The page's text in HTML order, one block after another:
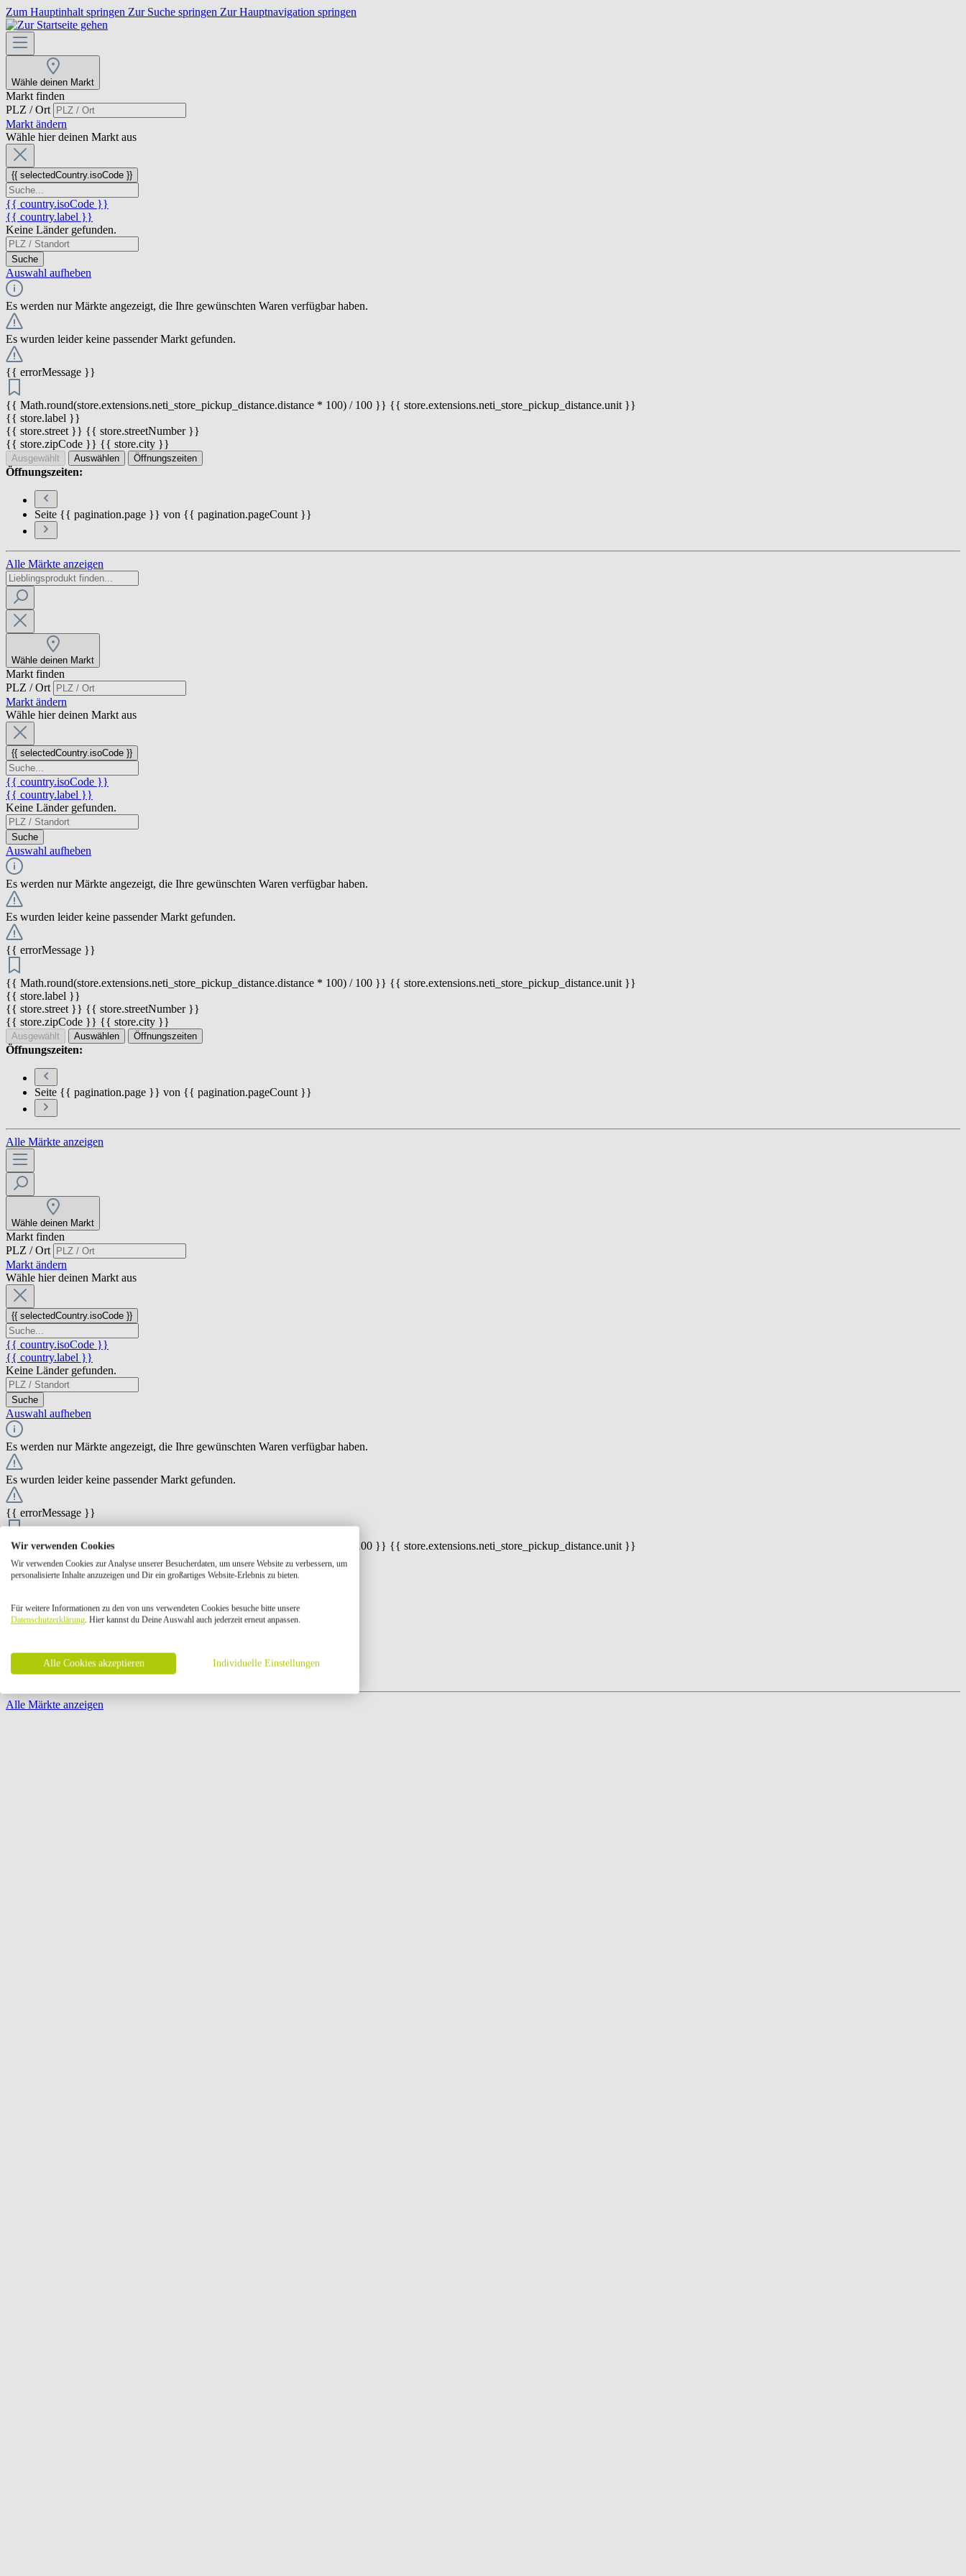
Zum Hauptinhalt springen Zur Suche springen Zur Hauptnavigation springen
Wähle deinen Markt
Markt finden
PLZ / Ort
Markt ändern
Wähle hier deinen Markt aus
{{ selectedCountry.isoCode }}
{{ country.isoCode }}
{{ country.label }}
Keine Länder gefunden.
Suche
Auswahl aufheben
Es werden nur Märkte angezeigt, die Ihre gewünschten Waren verfügbar haben.
Es wurden leider keine passender Markt gefunden.
{{ errorMessage }}
{{ Math.round(store.extensions.neti_store_pickup_distance.distance * 100) / 100 }} {{ store.extensions.neti_store_pickup_distance.unit }}
{{ store.label }}
{{ store.street }} {{ store.streetNumber }}
{{ store.zipCode }} {{ store.city }}
Ausgewählt Auswählen Öffnungszeiten
Öffnungszeiten:
Seite {{ pagination.page }} von {{ pagination.pageCount }}
Alle Märkte anzeigen
Wähle deinen Markt
Markt finden
PLZ / Ort
Markt ändern
Wähle hier deinen Markt aus
{{ selectedCountry.isoCode }}
{{ country.isoCode }}
{{ country.label }}
Keine Länder gefunden.
Suche
Auswahl aufheben
Es werden nur Märkte angezeigt, die Ihre gewünschten Waren verfügbar haben.
Es wurden leider keine passender Markt gefunden.
{{ errorMessage }}
{{ Math.round(store.extensions.neti_store_pickup_distance.distance * 100) / 100 }} {{ store.extensions.neti_store_pickup_distance.unit }}
{{ store.label }}
{{ store.street }} {{ store.streetNumber }}
{{ store.zipCode }} {{ store.city }}
Ausgewählt Auswählen Öffnungszeiten
Öffnungszeiten:
Seite {{ pagination.page }} von {{ pagination.pageCount }}
Alle Märkte anzeigen
Wähle deinen Markt
Markt finden
PLZ / Ort
Markt ändern
Wähle hier deinen Markt aus
{{ selectedCountry.isoCode }}
{{ country.isoCode }}
{{ country.label }}
Keine Länder gefunden.
Suche
Auswahl aufheben
Es werden nur Märkte angezeigt, die Ihre gewünschten Waren verfügbar haben.
Es wurden leider keine passender Markt gefunden.
{{ errorMessage }}
{{ Math.round(store.extensions.neti_store_pickup_distance.distance * 100) / 100 }} {{ store.extensions.neti_store_pickup_distance.unit }}
{{ store.label }}
{{ store.street }} {{ store.streetNumber }}
{{ store.zipCode }} {{ store.city }}
Öffnungszeiten:
Seite {{ pagination.page }} von {{ pagination.pageCount }}
Alle Märkte anzeigen
Wir verwenden Cookies
Wir verwenden Cookies zur Analyse unserer Besucherdaten, um unsere Website zu verbessern, um
personalisierte Inhalte anzuzeigen und Dir ein großartiges Website-Erlebnis zu bieten.
Für weitere Informationen zu den von uns verwendeten Cookies besuche bitte unsere
Datenschutzerklärung. Hier kannst du Deine Auswahl auch jederzeit erneut anpassen.
Alle Cookies akzeptieren Individuelle Einstellungen